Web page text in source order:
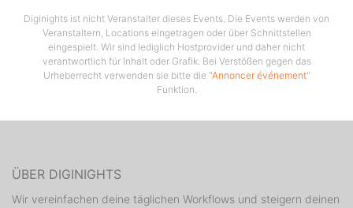
Diginights ist nicht Veranstalter dieses Events. Die Events werden von
Veranstaltern, Locations eingetragen oder über Schnittstellen
eingespielt. Wir sind lediglich Hostprovider und daher nicht
verantwortlich für Inhalt oder Grafik. Bei Verstößen gegen das
Urheberrecht verwenden sie bitte die "Annoncer événement"
Funktion.
ÜBER DIGINIGHTS
Wir vereinfachen deine täglichen Workflows und steigern deinen